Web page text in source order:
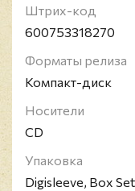
разных стилей:
поп, фанк, диско
Jackson 5",
многие
смог. Кроме того,
"танец робота",
Штрих-код
600753318270
Форматы релиза
Компакт-диск
Носители
CD
Упаковка
Digisleeve, Box Set